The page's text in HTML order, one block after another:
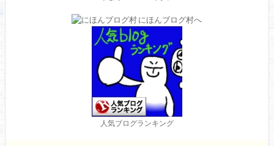
人気ブログランキング